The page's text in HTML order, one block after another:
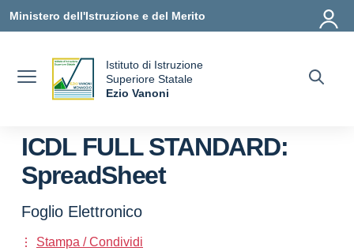
Ministero dell'Istruzione e del Merito
Istituto di Istruzione
Superiore Statale
Ezio Vanoni
ICDL FULL STANDARD:
SpreadSheet
Foglio Elettronico
Stampa / Condividi